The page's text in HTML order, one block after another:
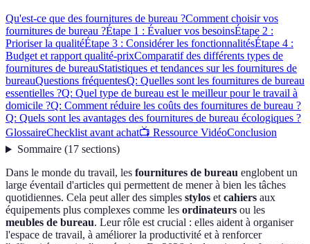
Qu'est-ce que des fournitures de bureau ?Comment choisir vos
fournitures de bureau ?Étape 1 : Évaluer vos besoinsÉtape 2 :
Prioriser la qualitéÉtape 3 : Considérer les fonctionnalitésÉtape 4 :
Budget et rapport qualité-prixComparatif des différents types de
fournitures de bureauStatistiques et tendances sur les fournitures de
bureauQuestions fréquentesQ: Quelles sont les fournitures de bureau
essentielles ?Q: Quel type de bureau est le meilleur pour le travail à
domicile ?Q: Comment réduire les coûts des fournitures de bureau ?
Q: Quels sont les avantages des fournitures de bureau écologiques ?
GlossaireChecklist avant achat📺 Ressource VidéoConclusion
Sommaire(17 sections)
Dans le monde du travail, les fournitures de bureau englobent un
large éventail d'articles qui permettent de mener à bien les tâches
quotidiennes. Cela peut aller des simples stylos etcahiers aux
équipements plus complexes comme les ordinateurs ou les
meubles de bureau. Leur rôle est crucial : elles aident à organiser
l'espace de travail, à améliorer la productivité et à renforcer